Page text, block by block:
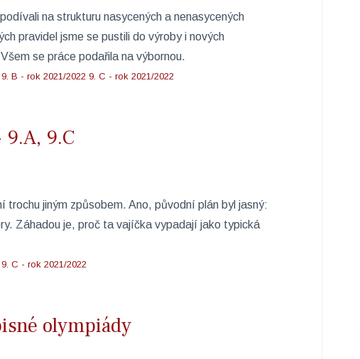
na strukturu nasycených a nenasycených
pravidel jsme se pustili do výroby i nových
se práce podařila na výbornou.
9. B - rok 2021/2022 9. C - rok 2021/2022
9.A, 9.C
trochu jiným způsobem. Ano, původní plán byl jasný:
Záhadou je, proč ta vajíčka vypadají jako typická
9. C - rok 2021/2022
olympiády